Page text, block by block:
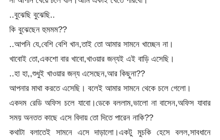
..বুঝেছি বুঝেছি..
কি বুঝেছেন হুমমম??
..আপনি যে,বেশি বেশি খান,তাই তো আমার সামনে খাচ্ছেন না।
খাবোই তো,একশো বার খাবো,খাওয়ার জন্যই এই বাড়ি এসেছি।
..হা হা,,শুধুই খাওয়ার জন্য এসেছেন,আর কিছুনা??
আপনার মাথা করতে এসেছি। বলেই আমার সামনে থেকে চলে গেলো।
একদম রেডি অফিস চলে যাবো।ডেকে বললাম,ভালো না বাসেন,অফিস যাবার
সময় অনতত কাছে এসে বিদায় তো দিতে পারেন নাকি??
কথাটা বলাতেই সামনে এসে দাড়ালো।একটু মুচকি হেসে বলল,সাবধানে